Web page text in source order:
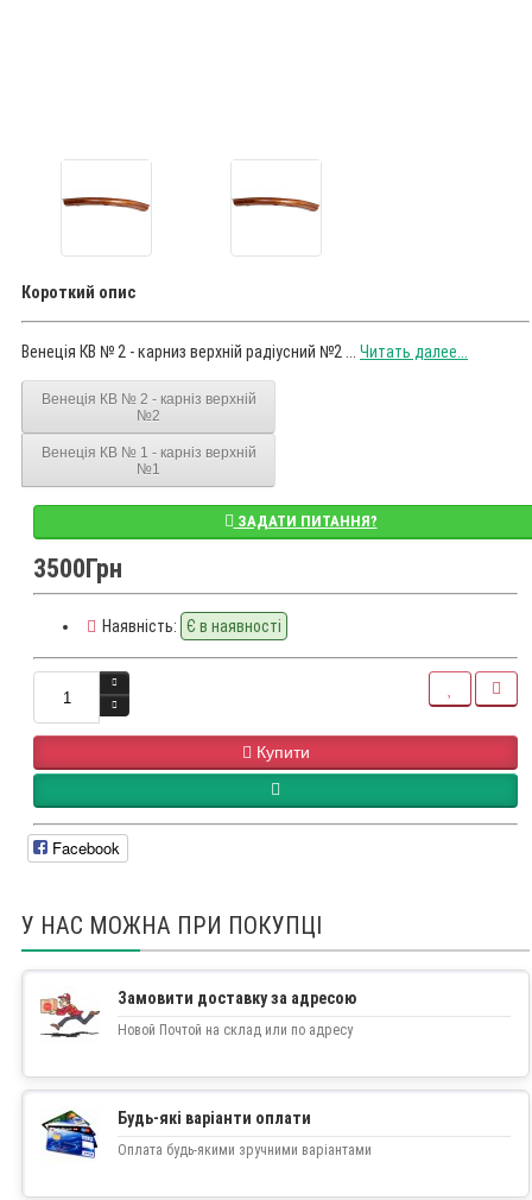
Короткий опис
Венеція КВ № 2 - карниз верхній радіусний №2 ... Читать далее...
Венеція КВ № 2 - карніз верхній
№2
Венеція КВ № 1 - карніз верхній
№1
ЗАДАТИ ПИТАННЯ?
3500Грн
Наявність: Є в наявності
Купити
Facebook
У НАС МОЖНА ПРИ ПОКУПЦІ
Замовити доставку за адресою
Новой Почтой на склад или по адресу
Будь-які варіанти оплати
Оплата будь-якими зручними варіантами